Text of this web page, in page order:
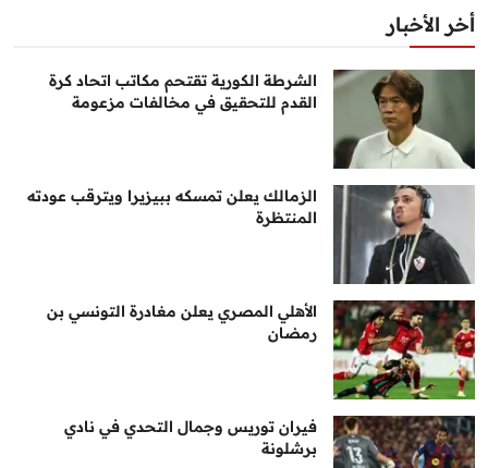
أخر الأخبار
الشرطة الكورية تقتحم مكاتب اتحاد كرة
القدم للتحقيق في مخالفات مزعومة
الزمالك يعلن تمسكه ببيزيرا ويترقب عودته
المنتظرة
الأهلي المصري يعلن مغادرة التونسي بن
رمضان
فيران توريس وجمال التحدي في نادي
برشلونة